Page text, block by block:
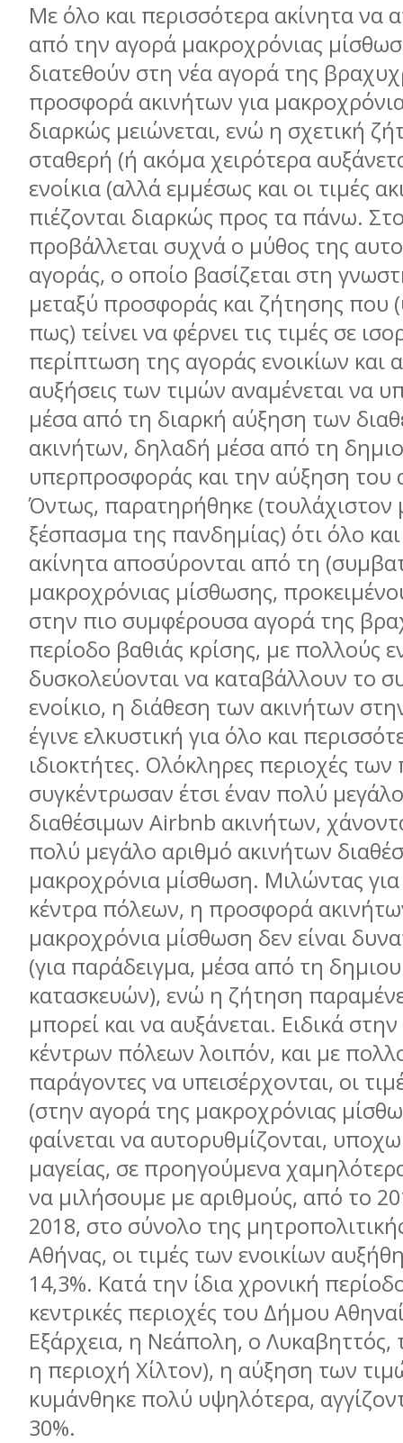
Με όλο και περισσότερα ακίνητα να
από την αγορά μακροχρόνιας
διατεθούν στη νέα αγορά της
προσφορά ακινήτων για
διαρκώς μειώνεται, ενώ η σχετική
σταθερή (ή ακόμα χειρότερα
ενοίκια (αλλά εμμέσως και οι τιμές
πιέζονται διαρκώς προς τα πάνω.
προβάλλεται συχνά ο μύθος της
αγοράς, ο οποίο βασίζεται στη
μεταξύ προσφοράς και ζήτησης που
πως) τείνει να φέρνει τις τιμές σε
περίπτωση της αγοράς ενοικίων και
αυξήσεις των τιμών αναμένεται να
μέσα από τη διαρκή αύξηση των
ακινήτων, δηλαδή μέσα από τη
υπερπροσφοράς και την αύξηση του
Όντως, παρατηρήθηκε (τουλάχιστον
ξέσπασμα της πανδημίας) ότι όλο
ακίνητα αποσύρονται από τη
μακροχρόνιας μίσθωσης,
στην πιο συμφέρουσα αγορά της
περίοδο βαθιάς κρίσης, με πολλούς
δυσκολεύονται να καταβάλλουν το
ενοίκιο, η διάθεση των ακινήτων
έγινε ελκυστική για όλο και
ιδιοκτήτες. Ολόκληρες περιοχές
συγκέντρωσαν έτσι έναν πολύ
διαθέσιμων Airbnb ακινήτων,
πολύ μεγάλο αριθμό ακινήτων
μακροχρόνια μίσθωση. Μιλώντας για
κέντρα πόλεων, η προσφορά
μακροχρόνια μίσθωση δεν είναι
(για παράδειγμα, μέσα από τη
κατασκευών), ενώ η ζήτηση
μπορεί και να αυξάνεται. Ειδικά
κέντρων πόλεων λοιπόν, και με
παράγοντες να υπεισέρχονται, οι
(στην αγορά της μακροχρόνιας
φαίνεται να αυτορυθμίζονται,
μαγείας, σε προηγούμενα
να μιλήσουμε με αριθμούς, από το
2018, στο σύνολο της
Αθήνας, οι τιμές των ενοικίων
14,3%. Κατά την ίδια χρονική
κεντρικές περιοχές του Δήμου
Εξάρχεια, η Νεάπολη, ο Λυκαβηττός,
η περιοχή Χίλτον), η αύξηση των
κυμάνθηκε πολύ υψηλότερα,
30%.